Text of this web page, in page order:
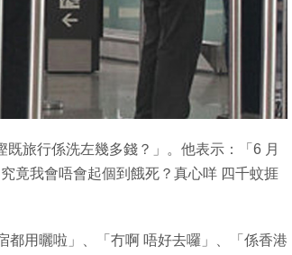
旅行係洗左幾多錢？」。他表示：「6 月
竟我會唔會起個到餓死？真心咩 四千蚊捱
都用曬啦」、「冇啊 唔好去囉」、「係香港